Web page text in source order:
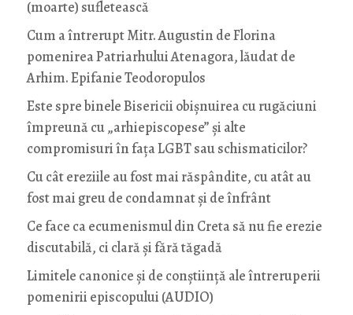
(moarte) sufletească
Cum a întrerupt Mitr. Augustin de Florina
pomenirea Patriarhului Atenagora, lăudat de
Arhim. Epifanie Teodoropulos
Este spre binele Bisericii obișnuirea cu rugăciuni
împreună cu „arhiepiscopese” și alte
compromisuri în fața LGBT sau schismaticilor?
Cu cât ereziile au fost mai răspândite, cu atât au
fost mai greu de condamnat și de înfrânt
Ce face ca ecumenismul din Creta să nu fie erezie
discutabilă, ci clară și fără tăgadă
Limitele canonice și de conștiință ale întreruperii
pomenirii episcopului (AUDIO)